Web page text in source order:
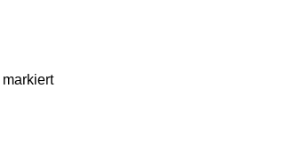
markiert